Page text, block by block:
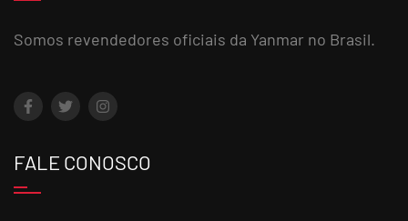
Somos revendedores oficiais da Yanmar no Brasil.
FALE CONOSCO